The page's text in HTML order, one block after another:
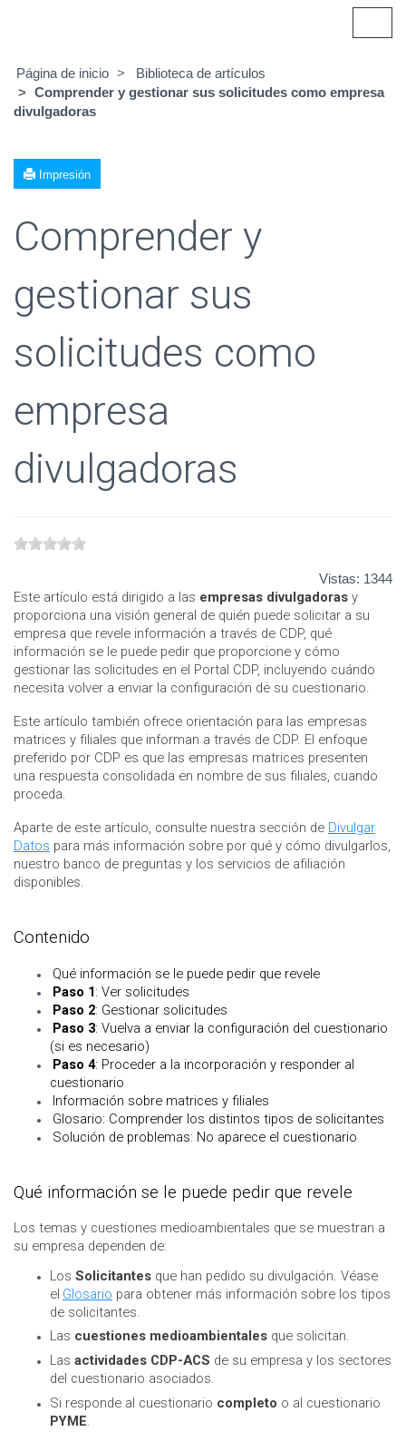
Página de inicio
Biblioteca de artículos
Comprender y gestionar sus solicitudes como empresa
divulgadoras
Impresión
Comprender y
gestionar sus
solicitudes como
empresa
divulgadoras
Vistas: 1344
Este artículo está dirigido a las empresas divulgadoras y
proporciona una visión general de quién puede solicitar a su
empresa que revele información a través de CDP, qué
información se le puede pedir que proporcione y cómo
gestionar las solicitudes en el Portal CDP, incluyendo cuándo
necesita volver a enviar la configuración de su cuestionario.
Este artículo también ofrece orientación para las empresas
matrices y filiales que informan a través de CDP. El enfoque
preferido por CDP es que las empresas matrices presenten
una respuesta consolidada en nombre de sus filiales, cuando
proceda.
Aparte de este artículo, consulte nuestra sección de Divulgar
Datos para más información sobre por qué y cómo divulgarlos,
nuestro banco de preguntas y los servicios de afiliación
disponibles.
Contenido
Qué información se le puede pedir que revele
Paso 1: Ver solicitudes
Paso 2: Gestionar solicitudes
Paso 3: Vuelva a enviar la configuración del cuestionario
(si es necesario)
Paso 4: Proceder a la incorporación y responder al
cuestionario
Información sobre matrices y filiales
Glosario: Comprender los distintos tipos de solicitantes
Solución de problemas: No aparece el cuestionario
Qué información se le puede pedir que revele
Los temas y cuestiones medioambientales que se muestran a
su empresa dependen de:
Los Solicitantes que han pedido su divulgación. Véase
el Glosario para obtener más información sobre los tipos
de solicitantes.
Las cuestiones medioambientales que solicitan.
Las actividades CDP-ACS de su empresa y los sectores
del cuestionario asociados.
Si responde al cuestionario completo o al cuestionario
PYME.